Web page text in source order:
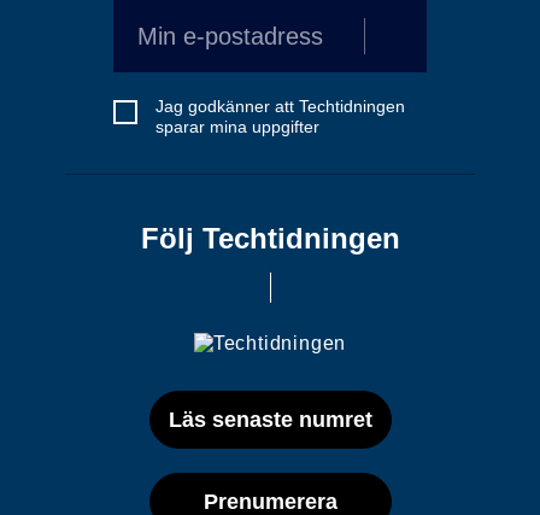
Jag godkänner att Techtidningen
sparar mina uppgifter
Följ Techtidningen
Läs senaste numret
Prenumerera